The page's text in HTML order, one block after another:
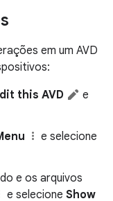
em um AVD
this AVD
e
e selecione
e os arquivos
e selecioneShow